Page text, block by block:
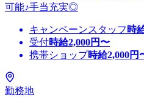
可能♪手当充実◎
キャンペーンスタッフ 時
受付時給2,000円〜
携帯ショップ時給2,000円
勤務地